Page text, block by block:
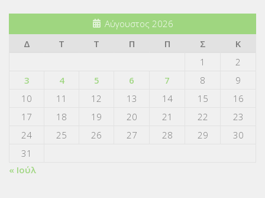
Αύγουστος 2026
Δ
Τ Τ Π Π Σ
Κ
1
2
3
4 5 6 7 8
9
10
11 12 13 14 15
16
17
18 19 20 21 22
23
24
25 26 27 28 29
30
31
« Ιούλ